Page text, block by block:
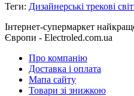
Теги: Дизайнерські трекові
Інтернет-супермаркет
Європи - Electroled.com.ua
Про компанію
Доставка і оплата
Мапа сайту
Товари зі знижкою